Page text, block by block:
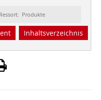
Ressort: Produkte
Inhaltsverzeichnis